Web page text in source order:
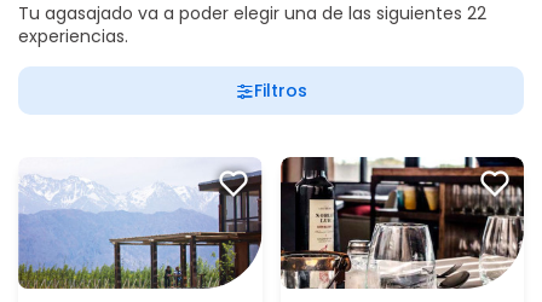
Tu agasajado va a poder elegir una de las siguientes 22
experiencias.
Filtros